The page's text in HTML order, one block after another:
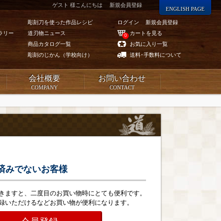
リー
彫刻刀を使った作品レシピ
道刃物ニュース
商品カタログ一覧
彫刻のじかん（学校向け）
ログイン 新規会員登録
0
カートを見る
お気に入り一覧
送料･手数料について
ゲスト 様こんにちは 新規会員登録
ENGLISH PAGE
会社概要
COMPANY
お問い合わせ
CONTACT
みでないお客様
ますと、二度目のお買い物時にとても便利です。
いただけるなどお買い物が便利になります。